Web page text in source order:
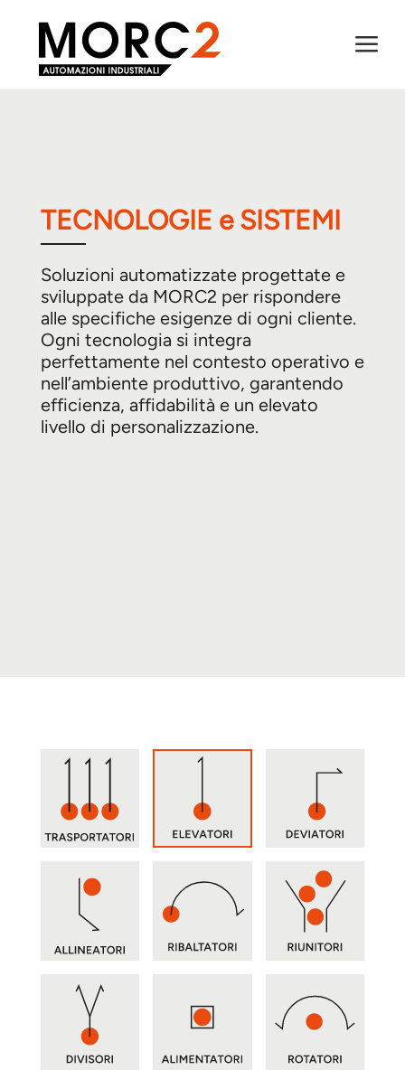
a
TECNOLOGIE e SISTEMI
Soluzioni automatizzate progettate e
sviluppate da MORC2 per rispondere
alle specifiche esigenze di ogni cliente.
Ogni tecnologia si integra
perfettamente nel contesto operativo e
nell’ambiente produttivo, garantendo
efficienza, affidabilità e un elevato
livello di personalizzazione.